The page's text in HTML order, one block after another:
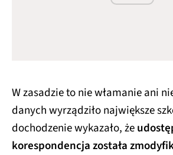
W zasadzie to nie włamanie ani
danych wyrządziło największe
dochodzenie wykazało, że
korespondencja została